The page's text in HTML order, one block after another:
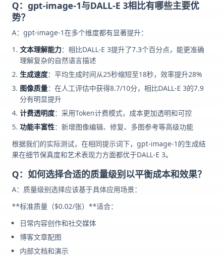
Q：gpt-image-1与DALL-E 3相比有哪些主要优
势？
A：gpt-image-1在多个维度都有显著提升：
文本理解能力：相比DALL-E 3提升了7.3个百分点，能更准确
理解复杂的自然语言描述
生成速度：平均生成时间从25秒缩短至18秒，效率提升28%
图像质量：在人工评估中获得8.7/10分，相比DALL-E 3的7.9
分有明显提升
计费透明度：采用Token计费模式，成本更加透明和可控
功能丰富性：新增图像编辑、修复、多图参考等高级功能
根据我们的实际测试，在相同提示词下，gpt-image-1的生成结
果在细节保真度和艺术表现力方面都优于DALL-E 3。
Q：如何选择合适的质量级别以平衡成本和效果？
A：质量级别选择应该基于具体应用场景：
**标准质量（$0.02/张）**适合：
日常内容创作和社交媒体
博客文章配图
内部文档和演示